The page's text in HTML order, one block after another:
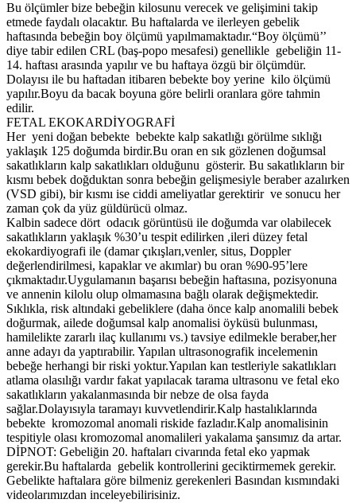
Bu ölçümler bize bebeğin kilosunu verecek ve gelişimini takip
etmede faydalı olacaktır. Bu haftalarda ve ilerleyen gebelik
haftasında bebeğin boy ölçümü yapılmamaktadır.“Boy ölçümü’’
diye tabir edilen CRL (baş-popo mesafesi) genellikle gebeliğin 11-
14. haftası arasında yapılır ve bu haftaya özgü bir ölçümdür.
Dolayısı ile bu haftadan itibaren bebekte boy yerine kilo ölçümü
yapılır.Boyu da bacak boyuna göre belirli oranlara göre tahmin
edilir.
FETAL EKOKARDİYOGRAFİ
Her yeni doğan bebekte bebekte kalp sakatlığı görülme sıklığı
yaklaşık 125 doğumda birdir.Bu oran en sık gözlenen doğumsal
sakatlıkların kalp sakatlıkları olduğunu gösterir. Bu sakatlıkların bir
kısmı bebek doğduktan sonra bebeğin gelişmesiyle beraber azalırken
(VSD gibi), bir kısmı ise ciddi ameliyatlar gerektirir ve sonucu her
zaman çok da yüz güldürücü olmaz.
Kalbin sadece dört odacık görüntüsü ile doğumda var olabilecek
sakatlıkların yaklaşık %30’u tespit edilirken ,ileri düzey fetal
ekokardiyografi ile (damar çıkışları,venler, situs, Doppler
değerlendirilmesi, kapaklar ve akımlar) bu oran %90-95’lere
çıkmaktadır.Uygulamanın başarısı bebeğin haftasına, pozisyonuna
ve annenin kilolu olup olmamasına bağlı olarak değişmektedir.
Sıklıkla, risk altındaki gebeliklere (daha önce kalp anomalili bebek
doğurmak, ailede doğumsal kalp anomalisi öyküsü bulunması,
hamilelikte zararlı ilaç kullanımı vs.) tavsiye edilmekle beraber,her
anne adayı da yaptırabilir. Yapılan ultrasonografik incelemenin
bebeğe herhangi bir riski yoktur.Yapılan kan testleriyle sakatlıkları
atlama olasılığı vardır fakat yapılacak tarama ultrasonu ve fetal eko
sakatlıkların yakalanmasında bir nebze de olsa fayda
sağlar.Dolayısıyla taramayı kuvvetlendirir.Kalp hastalıklarında
bebekte kromozomal anomali riskide fazladır.Kalp anomalisinin
tespitiyle olası kromozomal anomalileri yakalama şansımız da artar.
DİPNOT: Gebeliğin 20. haftaları civarında fetal eko yapmak
gerekir.Bu haftalarda gebelik kontrollerini geciktirmemek gerekir.
Gebelikte haftalara göre bilmeniz gerekenleri Basından kısmındaki
videolarımızdan inceleyebilirisiniz.